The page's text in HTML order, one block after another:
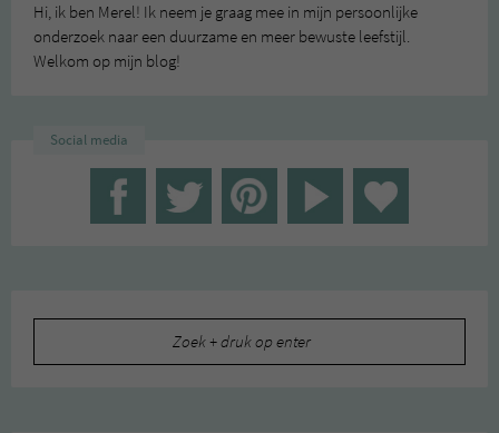
Hi, ik ben Merel! Ik neem je graag mee in mijn persoonlijke
onderzoek naar een duurzame en meer bewuste leefstijl.
Welkom op mijn blog!
Social media